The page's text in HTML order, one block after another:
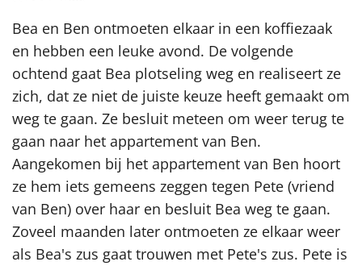
Bea en Ben ontmoeten elkaar in een koffiezaak
en hebben een leuke avond. De volgende
ochtend gaat Bea plotseling weg en realiseert ze
zich, dat ze niet de juiste keuze heeft gemaakt om
weg te gaan. Ze besluit meteen om weer terug te
gaan naar het appartement van Ben.
Aangekomen bij het appartement van Ben hoort
ze hem iets gemeens zeggen tegen Pete (vriend
van Ben) over haar en besluit Bea weg te gaan.
Zoveel maanden later ontmoeten ze elkaar weer
als Bea's zus gaat trouwen met Pete's zus. Pete is